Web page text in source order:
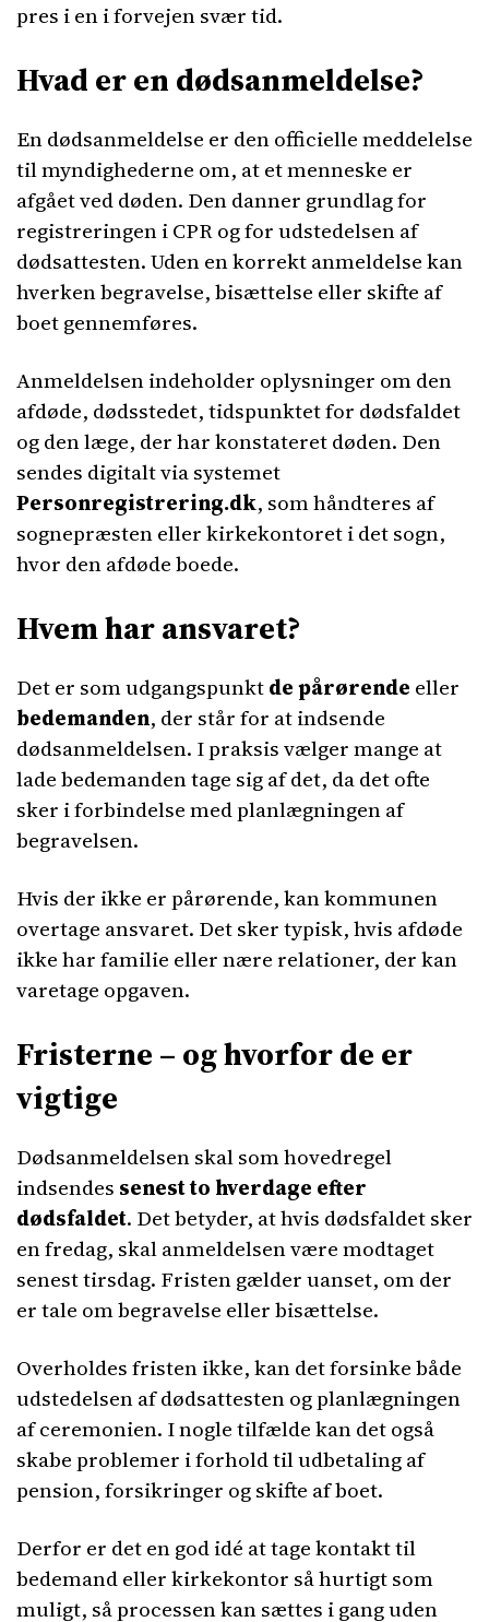
pres i en i forvejen svær tid.
Hvad er en dødsanmeldelse?
En dødsanmeldelse er den officielle meddelelse
til myndighederne om, at et menneske er
afgået ved døden. Den danner grundlag for
registreringen i CPR og for udstedelsen af
dødsattesten. Uden en korrekt anmeldelse kan
hverken begravelse, bisættelse eller skifte af
boet gennemføres.
Anmeldelsen indeholder oplysninger om den
afdøde, dødsstedet, tidspunktet for dødsfaldet
og den læge, der har konstateret døden. Den
sendes digitalt via systemet
Personregistrering.dk, som håndteres af
sognepræsten eller kirkekontoret i det sogn,
hvor den afdøde boede.
Hvem har ansvaret?
Det er som udgangspunktde pårørende eller
bedemanden, der står for at indsende
dødsanmeldelsen. I praksis vælger mange at
lade bedemanden tage sig af det, da det ofte
sker i forbindelse med planlægningen af
begravelsen.
Hvis der ikke er pårørende, kan kommunen
overtage ansvaret. Det sker typisk, hvis afdøde
ikke har familie eller nære relationer, der kan
varetage opgaven.
Fristerne – og hvorfor de er
vigtige
Dødsanmeldelsen skal som hovedregel
indsendes senest to hverdage efter
dødsfaldet. Det betyder, at hvis dødsfaldet sker
en fredag, skal anmeldelsen være modtaget
senest tirsdag. Fristen gælder uanset, om der
er tale om begravelse eller bisættelse.
Overholdes fristen ikke, kan det forsinke både
udstedelsen af dødsattesten og planlægningen
af ceremonien. I nogle tilfælde kan det også
skabe problemer i forhold til udbetaling af
pension, forsikringer og skifte af boet.
Derfor er det en god idé at tage kontakt til
bedemand eller kirkekontor så hurtigt som
muligt, så processen kan sættes i gang uden